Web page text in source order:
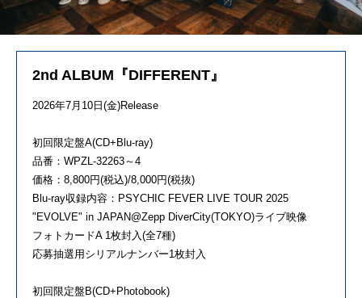
2nd ALBUM『DIFFERENT』
2026年7月10日(金)Release
初回限定盤A(CD+Blu-ray)
品番：WPZL-32263～4
価格：8,800円(税込)/8,000円(税抜)
Blu-ray収録内容：PSYCHIC FEVER LIVE TOUR 2025
"EVOLVE" in JAPAN@Zepp DiverCity(TOKYO)ライブ映像
フォトカードA 1枚封入(全7種)
応募抽選用シリアルナンバー1枚封入
初回限定盤B(CD+Photobook)